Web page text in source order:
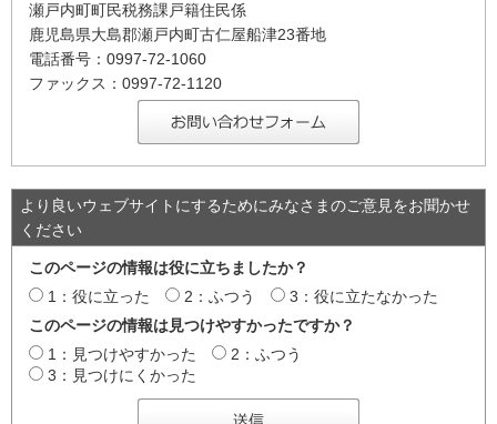
瀬戸内町町民税務課戸籍住民係
鹿児島県大島郡瀬戸内町古仁屋船津23番地
電話番号：0997-72-1060
ファックス：0997-72-1120
より良いウェブサイトにするためにみなさまのご意見をお聞かせ
ください
このページの情報は役に立ちましたか？
1：役に立った
2：ふつう
3：役に立たなかった
このページの情報は見つけやすかったですか？
1：見つけやすかった
2：ふつう
3：見つけにくかった